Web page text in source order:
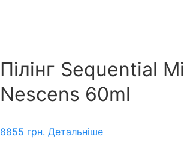
Пілінг Sequential
Nescens 60ml
8855 грн. Детальніше